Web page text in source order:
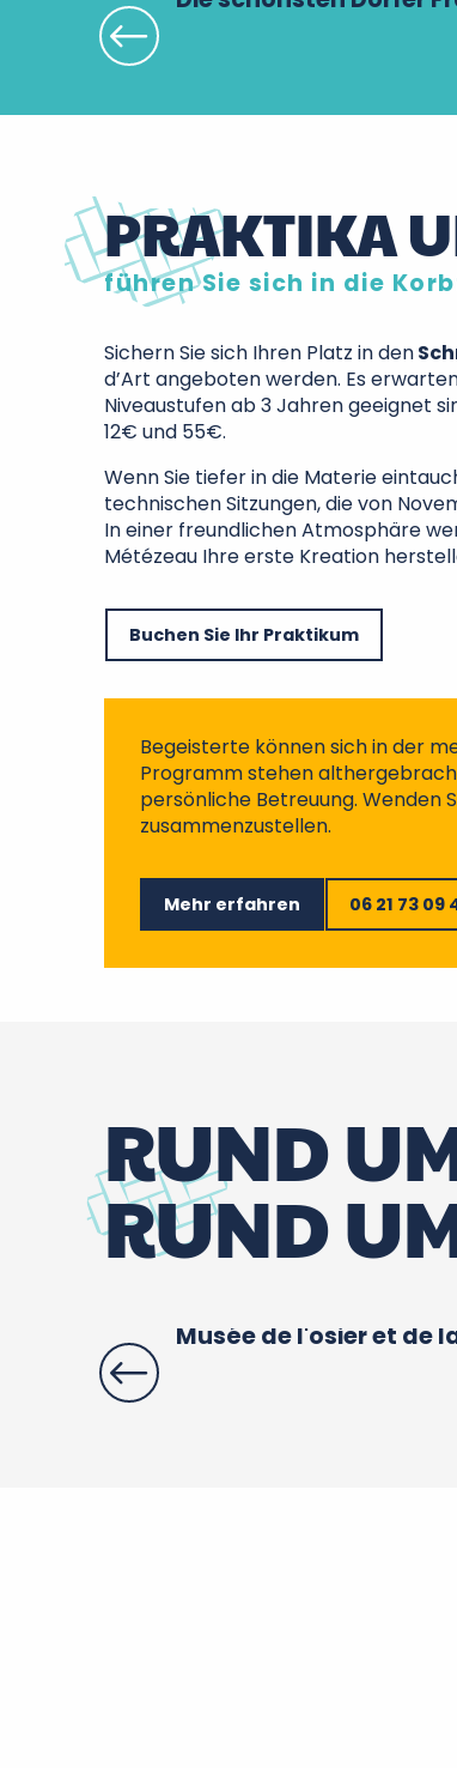
PRAKTIKA
führen Sie sich in die
Sichern Sie sich Ihren Platz in den
d’Art angeboten werden. Es
Niveaustufen ab 3 Jahren geeignet
12€ und 55€.
Wenn Sie tiefer in die Materie
technischen Sitzungen, die von
In einer freundlichen Atmosphäre
Métézeau Ihre erste Kreation
Buchen Sie Ihr Praktikum
Begeisterte können sich in der
Programm stehen
persönliche Betreuung. Wenden
zusammenzustellen.
Mehr erfahren 06 21 73 09
RUND
RUND
Musée de l'osier et de